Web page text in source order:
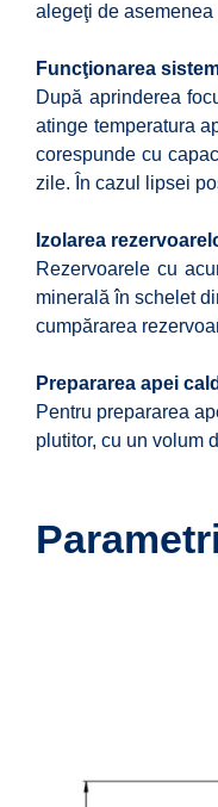
alegeţi de
Funcţionarea
După aprinderea
atinge temperatura
corespunde cu
zile. În cazul lipsei
Izolarea
Rezervoarele cu
minerală în schelet
cumpărarea
Prepararea apei
Pentru prepararea
plutitor, cu un volum